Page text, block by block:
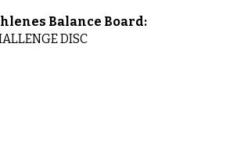
Balance Board:
DISC